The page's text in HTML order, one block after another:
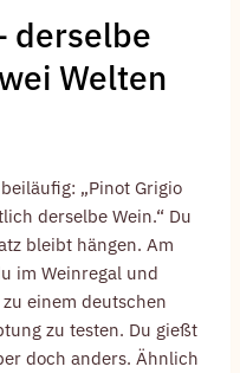
derselbe
Welten
„Pinot Grigio
derselbe Wein.“ Du
bleibt hängen. Am
im Weinregal und
einem deutschen
zu testen. Du gießt
doch anders. Ähnlich